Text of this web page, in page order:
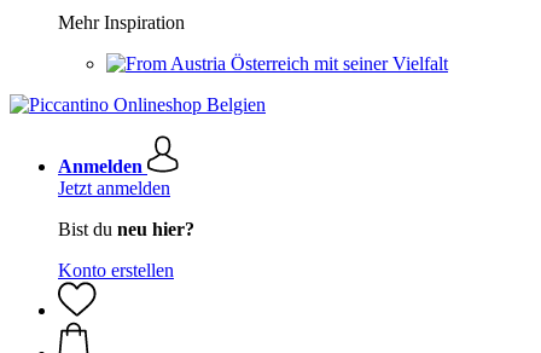
Mehr Inspiration
Österreich mit seiner Vielfalt
Anmelden
Jetzt anmelden
Bist du neu hier?
Konto erstellen